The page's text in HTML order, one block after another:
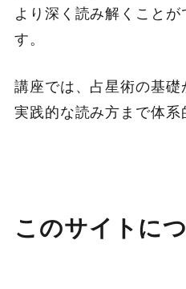
より深く読み解くこと
す。
講座では、占星術の基礎
実践的な読み方まで体系
このサイトに